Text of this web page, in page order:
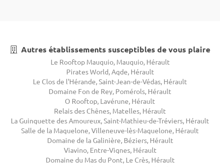
Autres établissements susceptibles de vous plaire
Le Rooftop Mauguio, Mauguio, Hérault
Pirates World, Agde, Hérault
Le Clos de l'Hérande, Saint-Jean-de-Védas, Hérault
Domaine Fon de Rey, Pomérols, Hérault
O Rooftop, Lavérune, Hérault
Relais des Chênes, Matelles, Hérault
La Guinguette des Amoureux, Saint-Mathieu-de-Tréviers, Hérault
Salle de la Maguelone, Villeneuve-lès-Maguelone, Hérault
Domaine de la Galinière, Béziers, Hérault
Viavino, Entre-Vignes, Hérault
Domaine du Mas du Pont, Le Crès, Hérault